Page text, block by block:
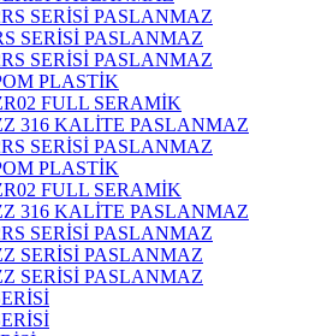
SERİSİ PASLANMAZ
SERİSİ PASLANMAZ
SERİSİ PASLANMAZ
PLASTİK
FULL SERAMİK
316 KALİTE PASLANMAZ
SERİSİ PASLANMAZ
PLASTİK
FULL SERAMİK
316 KALİTE PASLANMAZ
SERİSİ PASLANMAZ
SERİSİ PASLANMAZ
SERİSİ PASLANMAZ